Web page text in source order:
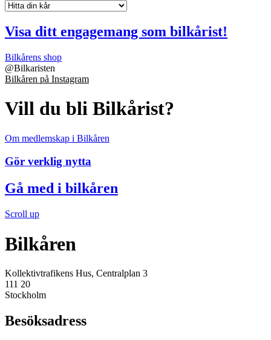
Visa ditt engagemang som bilkårist!
Bilkårens shop
@Bilkaristen
Bilkåren på Instagram
Vill du bli Bilkårist?
Om medlemskap i Bilkåren
Gör verklig nytta
Gå med i bilkåren
Scroll up
Bilkåren
Kollektivtrafikens Hus, Centralplan 3
111 20
Stockholm
Besöksadress